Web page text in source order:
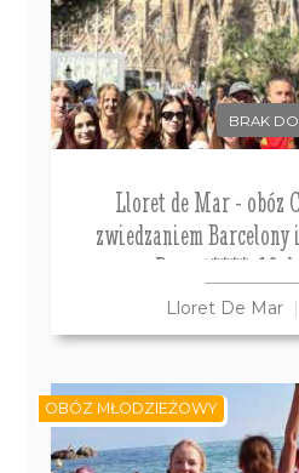
BRAK
Lloret de Mar - obóz
zwiedzaniem
Resort****, 10
Lloret De Mar
OBÓZ MŁODZIEŻOWY